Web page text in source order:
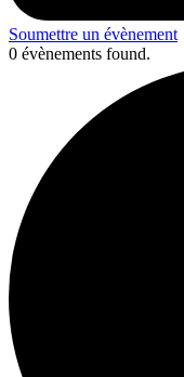
Soumettre un évènement
0 évènements found.